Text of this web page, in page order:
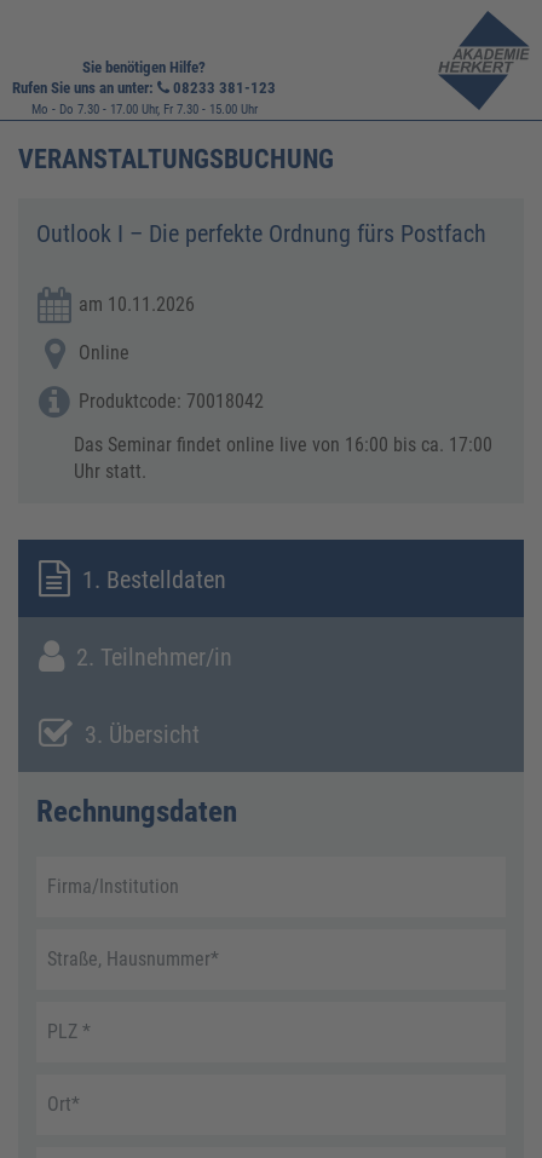
Sie benötigen Hilfe?
Rufen Sie uns an unter:
08233 381-123
Mo - Do 7.30 - 17.00 Uhr, Fr 7.30 - 15.00 Uhr
VERANSTALTUNGSBUCHUNG
Outlook I – Die perfekte Ordnung fürs Postfach
am 10.11.2026
Online
Produktcode: 70018042
Das Seminar findet online live von 16:00 bis ca. 17:00
Uhr statt.
1. Bestelldaten
2. Teilnehmer/in
3. Übersicht
Rechnungsdaten
Firma/Institution
Straße, Hausnummer*
PLZ *
Ort*